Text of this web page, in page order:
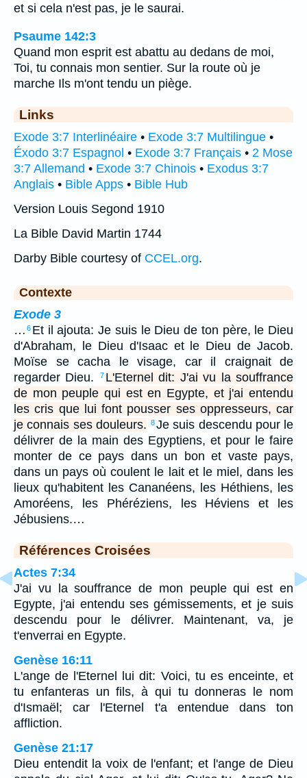
et si cela n'est pas, je le saurai.
Psaume 142:3
Quand mon esprit est abattu au dedans de moi,
Toi, tu connais mon sentier. Sur la route où je
marche Ils m'ont tendu un piège.
Links
Exode 3:7 Interlinéaire • Exode 3:7 Multilingue •
Éxodo 3:7 Espagnol • Exode 3:7 Français • 2 Mose
3:7 Allemand • Exode 3:7 Chinois • Exodus 3:7
Anglais • Bible Apps • Bible Hub
Version Louis Segond 1910
La Bible David Martin 1744
Darby Bible courtesy of CCEL.org.
Contexte
Exode 3
… 6 Et il ajouta: Je suis le Dieu de ton père, le Dieu
d'Abraham, le Dieu d'Isaac et le Dieu de Jacob.
Moïse se cacha le visage, car il craignait de
regarder Dieu.
7 L'Eternel dit: J'ai vu la souffrance
de mon peuple qui est en Egypte, et j'ai entendu
les cris que lui font pousser ses oppresseurs, car
je connais ses douleurs. 8Je suis descendu pour le
délivrer de la main des Egyptiens, et pour le faire
monter de ce pays dans un bon et vaste pays,
dans un pays où coulent le lait et le miel, dans les
lieux qu'habitent les Cananéens, les Héthiens, les
Amoréens, les Phéréziens, les Héviens et les
Jébusiens.…
Références Croisées
Actes 7:34
J'ai vu la souffrance de mon peuple qui est en
Egypte, j'ai entendu ses gémissements, et je suis
descendu pour le délivrer. Maintenant, va, je
t'enverrai en Egypte.
Genèse 16:11
L'ange de l'Eternel lui dit: Voici, tu es enceinte, et
tu enfanteras un fils, à qui tu donneras le nom
d'Ismaël; car l'Eternel t'a entendue dans ton
affliction.
Genèse 21:17
Dieu entendit la voix de l'enfant; et l'ange de Dieu